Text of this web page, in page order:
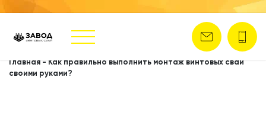
Главная - Как правильно выполнить монтаж винтовых свай
своими руками?